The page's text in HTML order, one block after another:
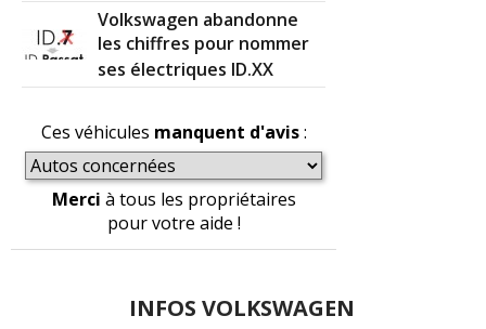
Volkswagen abandonne
les chiffres pour nommer
ses électriques ID.XX
Ces véhicules manquent d'avis:
Merci à tous les propriétaires
pour votre aide !
INFOS VOLKSWAGEN